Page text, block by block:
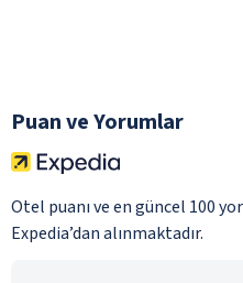
Puan ve Yorumlar
Otel puanı ve en güncel 100
Expedia’dan alınmaktadır.